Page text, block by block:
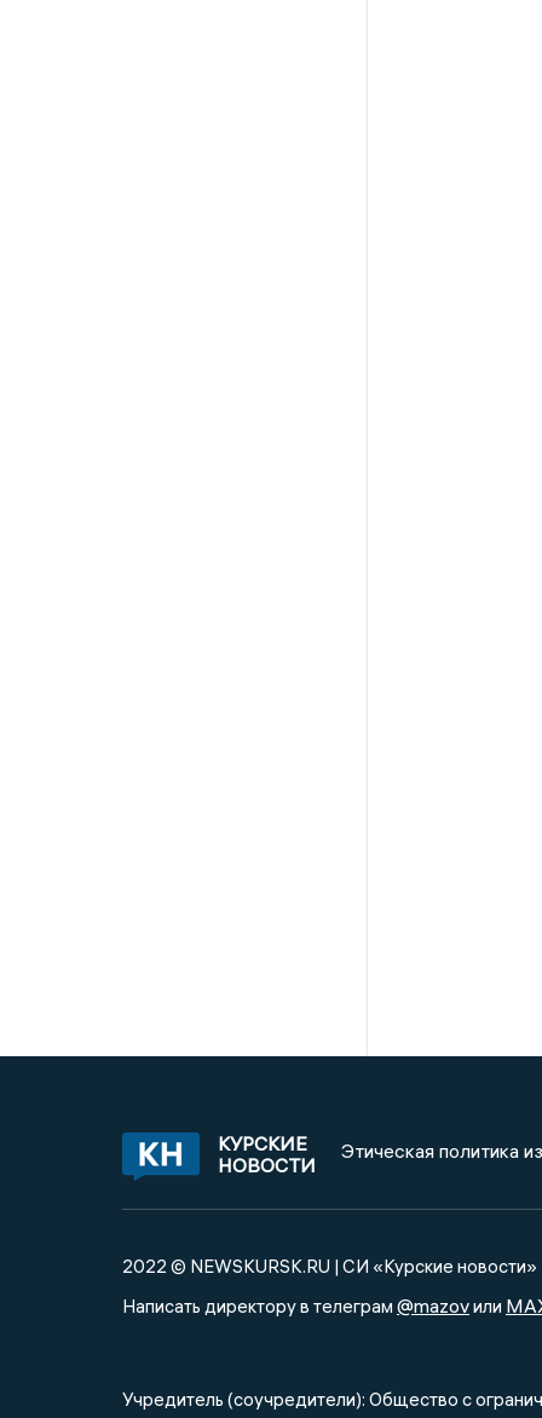
КУРСКИЕ
НОВОСТИ
Этическая политика
2022 © NEWSKURSK.RU | СИ «Курские новости»
Написать директору в телеграм @mazovили
Учредитель (соучредители): Общество с